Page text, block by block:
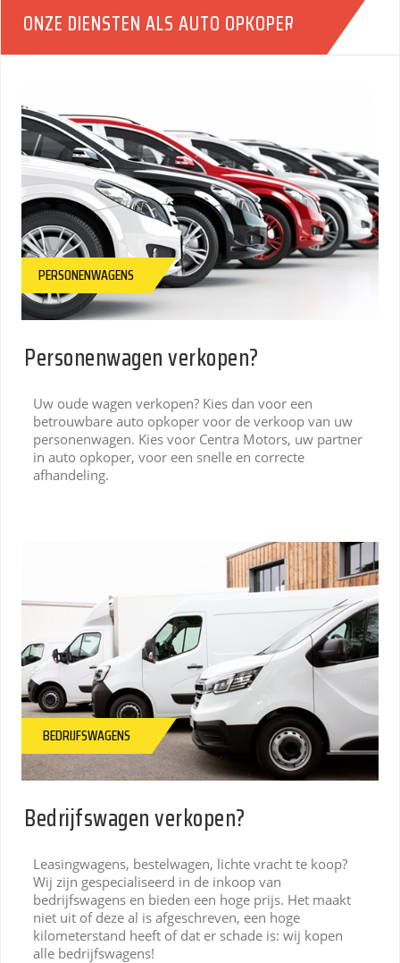
ONZE DIENSTEN ALS AUTO OPKOPER
PERSONENWAGENS
Personenwagen verkopen?
Uw oude wagen verkopen? Kies dan voor een
betrouwbare auto opkoper voor de verkoop van uw
personenwagen. Kies voor Centra Motors, uw partner
in auto opkoper, voor een snelle en correcte
afhandeling.
BEDRIJFSWAGENS
Bedrijfswagen verkopen?
Leasingwagens, bestelwagen, lichte vracht te koop?
Wij zijn gespecialiseerd in de inkoop van
bedrijfswagens en bieden een hoge prijs. Het maakt
niet uit of deze al is afgeschreven, een hoge
kilometerstand heeft of dat er schade is: wij kopen
alle bedrijfswagens!